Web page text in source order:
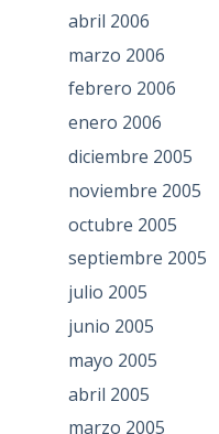
abril 2006
marzo 2006
febrero 2006
enero 2006
diciembre 2005
noviembre 2005
octubre 2005
septiembre 2005
julio 2005
junio 2005
mayo 2005
abril 2005
marzo 2005